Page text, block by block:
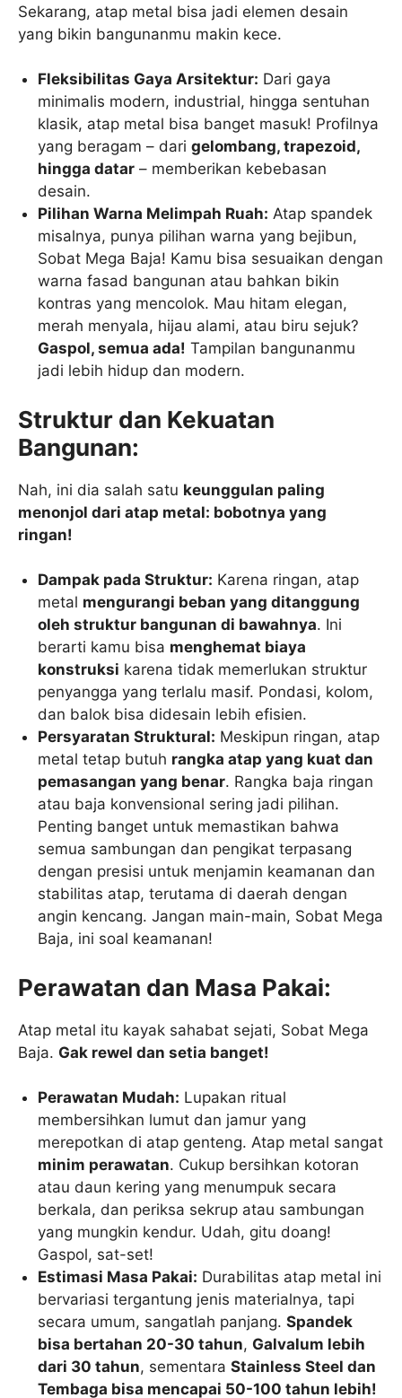
Sekarang, atap metal bisa jadi elemen desain
yang bikin bangunanmu makin kece.
Fleksibilitas Gaya Arsitektur: Dari gaya
minimalis modern, industrial, hingga sentuhan
klasik, atap metal bisa banget masuk! Profilnya
yang beragam – darigelombang, trapezoid,
hingga datar – memberikan kebebasan
desain.
Pilihan Warna Melimpah Ruah: Atap spandek
misalnya, punya pilihan warna yang bejibun,
Sobat Mega Baja! Kamu bisa sesuaikan dengan
warna fasad bangunan atau bahkan bikin
kontras yang mencolok. Mau hitam elegan,
merah menyala, hijau alami, atau biru sejuk?
Gaspol, semua ada! Tampilan bangunanmu
jadi lebih hidup dan modern.
Struktur dan Kekuatan
Bangunan:
Nah, ini dia salah satu keunggulan paling
menonjol dari atap metal: bobotnya yang
ringan!
Dampak pada Struktur: Karena ringan, atap
metal mengurangi beban yang ditanggung
oleh struktur bangunan di bawahnya. Ini
berarti kamu bisa menghemat biaya
konstruksi karena tidak memerlukan struktur
penyangga yang terlalu masif. Pondasi, kolom,
dan balok bisa didesain lebih efisien.
Persyaratan Struktural: Meskipun ringan, atap
metal tetap butuh rangka atap yang kuat dan
pemasangan yang benar. Rangka baja ringan
atau baja konvensional sering jadi pilihan.
Penting banget untuk memastikan bahwa
semua sambungan dan pengikat terpasang
dengan presisi untuk menjamin keamanan dan
stabilitas atap, terutama di daerah dengan
angin kencang. Jangan main-main, Sobat Mega
Baja, ini soal keamanan!
Perawatan dan Masa Pakai:
Atap metal itu kayak sahabat sejati, Sobat Mega
Baja. Gak rewel dan setia banget!
Perawatan Mudah: Lupakan ritual
membersihkan lumut dan jamur yang
merepotkan di atap genteng. Atap metal sangat
minim perawatan. Cukup bersihkan kotoran
atau daun kering yang menumpuk secara
berkala, dan periksa sekrup atau sambungan
yang mungkin kendur. Udah, gitu doang!
Gaspol, sat-set!
Estimasi Masa Pakai: Durabilitas atap metal ini
bervariasi tergantung jenis materialnya, tapi
secara umum, sangatlah panjang.Spandek
bisa bertahan 20-30 tahun, Galvalum lebih
dari 30 tahun, sementaraStainless Steel dan
Tembaga bisa mencapai 50-100 tahun lebih!